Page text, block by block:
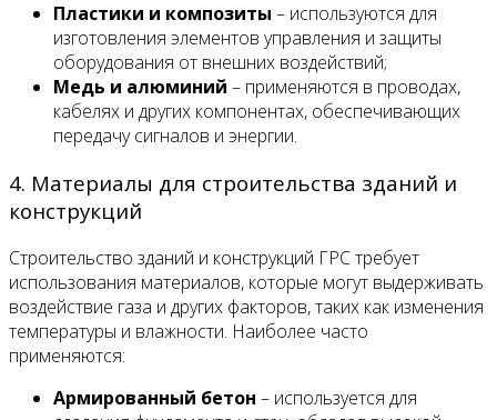
Пластики и композиты – используются для
изготовления элементов управления и защиты
оборудования от внешних воздействий;
Медь и алюминий – применяются в проводах,
кабелях и других компонентах, обеспечивающих
передачу сигналов и энергии.
4. Материалы для строительства зданий и
конструкций
Строительство зданий и конструкций ГРС требует
использования материалов, которые могут выдерживать
воздействие газа и других факторов, таких как изменения
температуры и влажности. Наиболее часто
применяются:
Армированный бетон – используется для